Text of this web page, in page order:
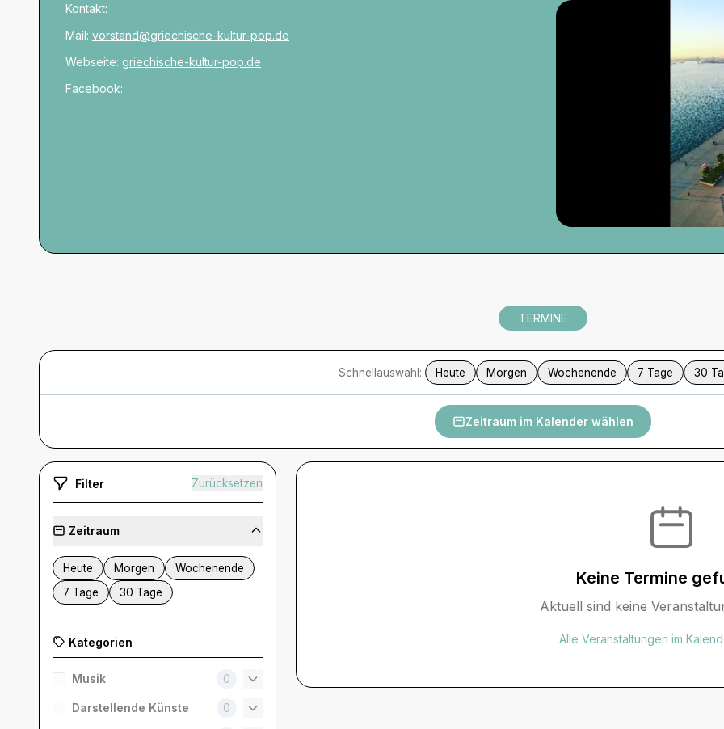
Kontakt:
Mail: vorstand@griechische-kultur-pop.de
Webseite: griechische-kultur-pop.de
Facebook:
TERMINE
Schnellauswahl: Heute Morgen Wochenende 7 Tage 30
Zeitraum im Kalender wählen
Filter Zurücksetzen
Zeitraum
Heute Morgen
Wochenende
7 Tage
30 Tage
Kategorien
Musik 0
Darstellende Künste 0
Keine Termine
Aktuell sind keine
Alle Veranstaltungen im